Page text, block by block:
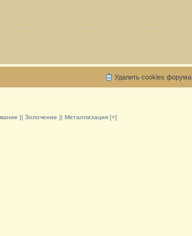
Удалить cookies форума
|| Золочение || Металлизация [+]